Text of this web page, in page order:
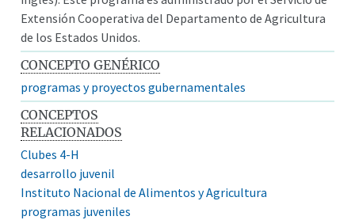
Extensión Cooperativa del Departamento de Agricultura
de los Estados Unidos.
CONCEPTO GENÉRICO
programas y proyectos gubernamentales
CONCEPTOS
RELACIONADOS
Clubes 4-H
desarrollo juvenil
Instituto Nacional de Alimentos y Agricultura
programas juveniles